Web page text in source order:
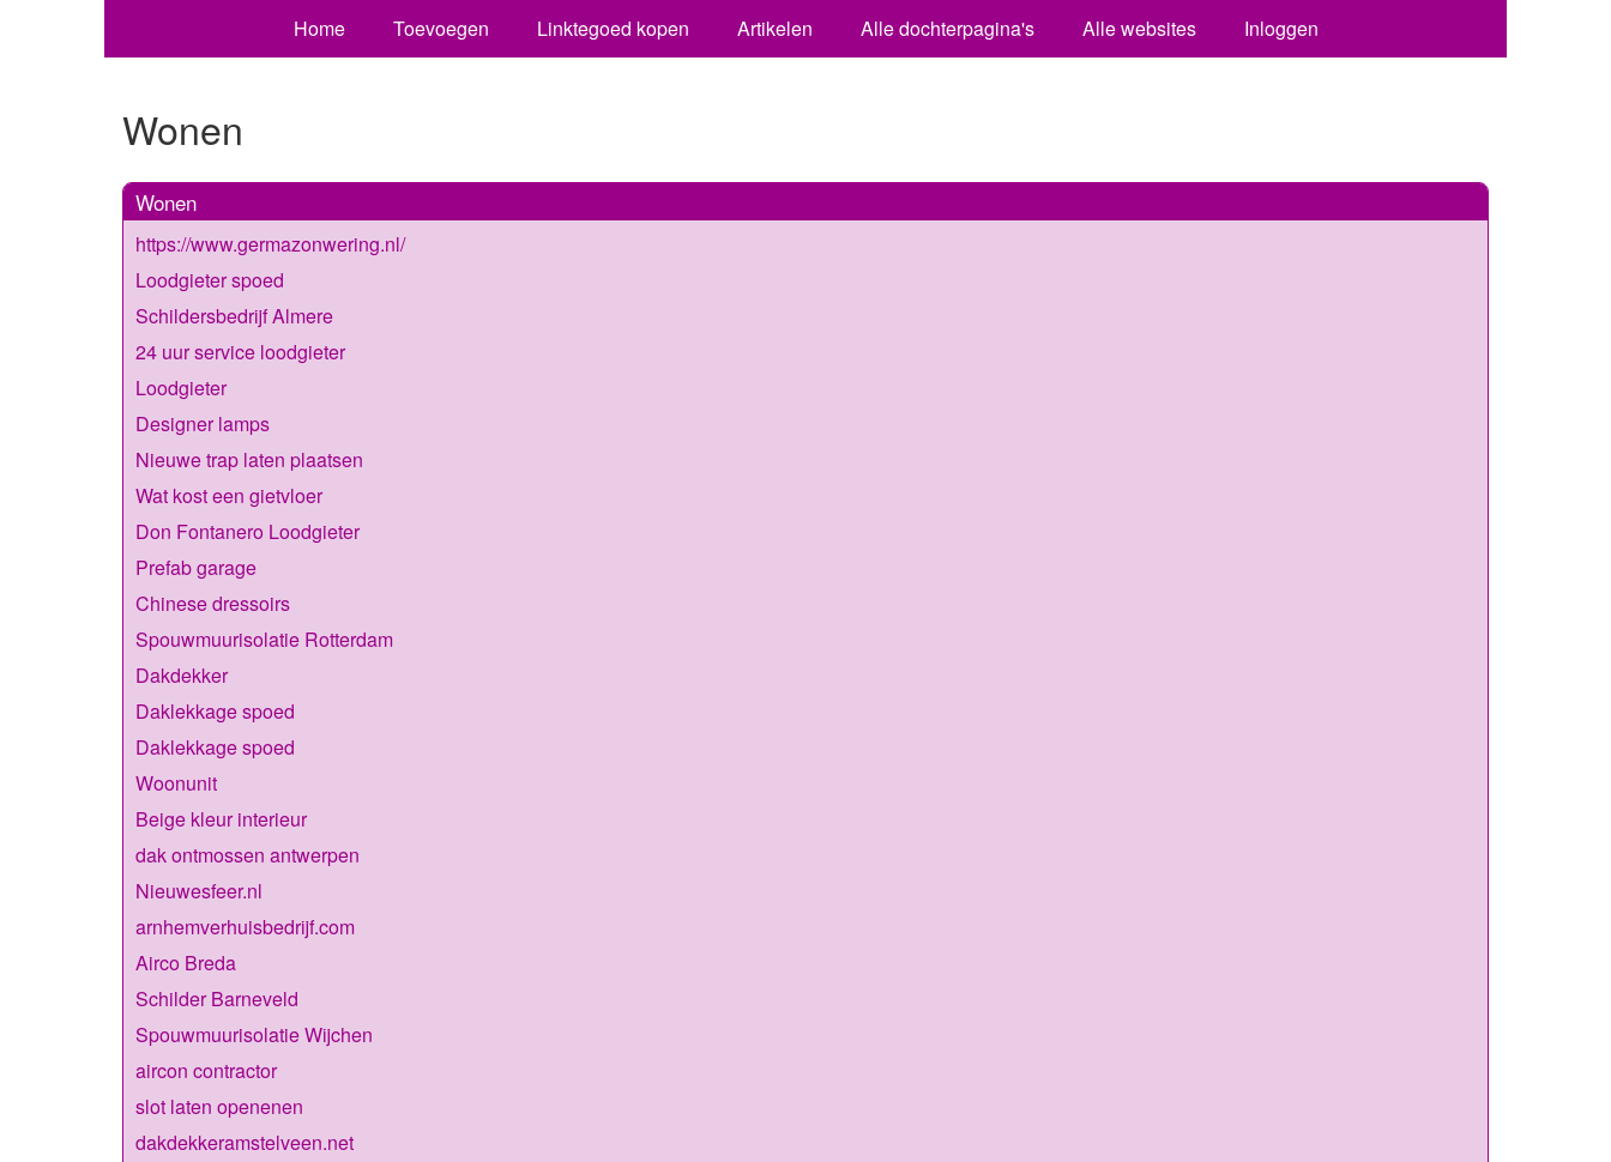
Home Toevoegen Linktegoed kopen Artikelen Alle dochterpagina's Alle websites Inloggen
Wonen
Wonen
https://www.germazonwering.nl/
Loodgieter spoed
Schildersbedrijf Almere
24 uur service loodgieter
Loodgieter
Designer lamps
Nieuwe trap laten plaatsen
Wat kost een gietvloer
Don Fontanero Loodgieter
Prefab garage
Chinese dressoirs
Spouwmuurisolatie Rotterdam
Dakdekker
Daklekkage spoed
Daklekkage spoed
Woonunit
Beige kleur interieur
dak ontmossen antwerpen
Nieuwesfeer.nl
arnhemverhuisbedrijf.com
Airco Breda
Schilder Barneveld
Spouwmuurisolatie Wijchen
aircon contractor
slot laten openenen
dakdekkeramstelveen.net